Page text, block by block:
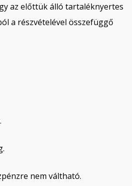
az előttük álló tartaléknyertes
a részvételével összefüggő
nem váltható.